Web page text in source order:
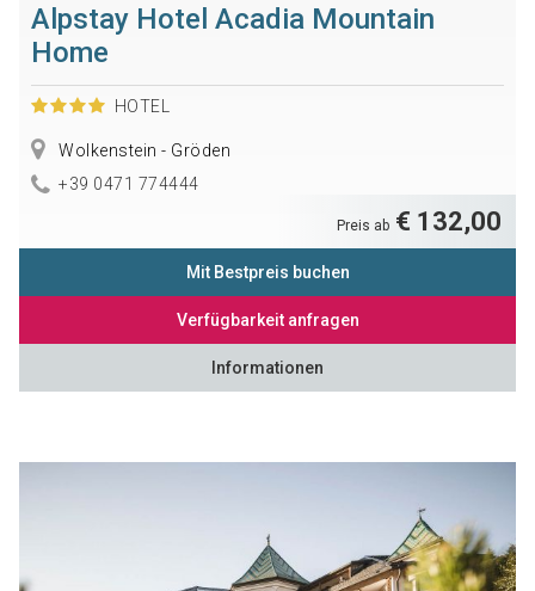
Alpstay Hotel Acadia Mountain
Home
HOTEL
Wolkenstein - Gröden
+39 0471 774444
Preis ab € 132,00
Mit Bestpreis buchen
Verfügbarkeit anfragen
Informationen